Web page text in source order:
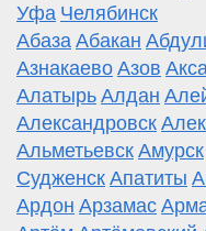
Уфа Челябинск
Абаза Абакан
Азнакаево Азов
Алатырь Алдан
Александровск
Альметьевск Амурск
Судженск Апатиты
Ардон Арзамас